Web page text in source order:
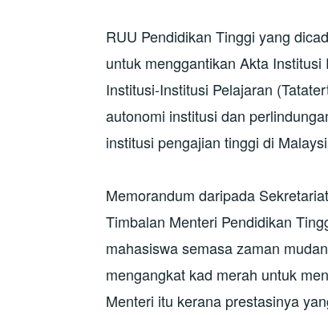
RUU Pendidikan Tinggi yang
untuk menggantikan Akta
Institusi-Institusi Pelajaran
autonomi institusi dan
institusi pengajian tinggi di
Memorandum daripada
Timbalan Menteri Pendidikan
mahasiswa semasa zaman
mengangkat kad merah untuk
Menteri itu kerana prestasinya